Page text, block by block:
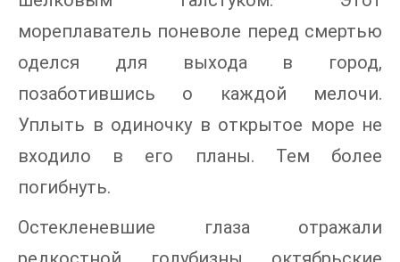
мореплаватель поневоле перед смертью
оделся для выхода в город,
позаботившись о каждой мелочи.
Уплыть в одиночку в открытое море не
входило в его планы. Тем более
погибнуть.
Остекленевшие глаза отражали